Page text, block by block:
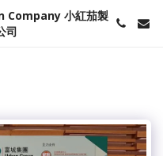
小紅茄製
司